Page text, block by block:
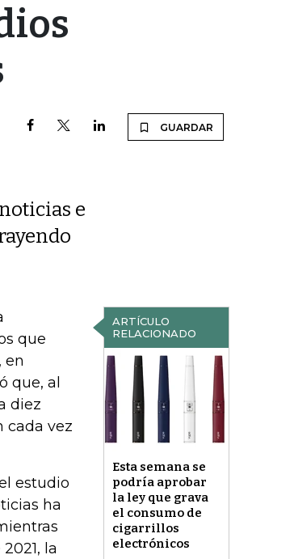
GUARDAR
e
ARTÍCULO
RELACIONADO
Esta semana se
podría aprobar
la ley que grava
el consumo de
cigarrillos
electrónicos
que
en
que, al
diez
cada vez
estudio
ha
la